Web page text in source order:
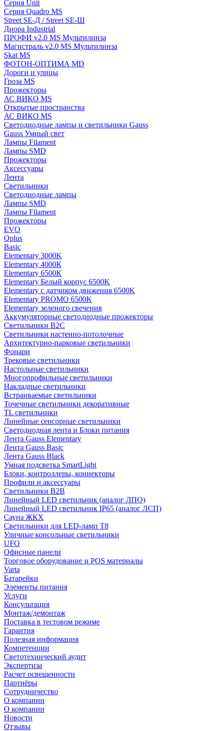
Серия Unit
Серия Quadro MS
Street SE-Д / Street SE-Ш
Диора Industrial
ПРОФИ v2.0 MS Мультилинза
Магистраль v2.0 MS Мультилинза
Skat MS
ФОТОН-ОПТИМА MD
Дороги и улицы
Гроза MS
Прожекторы
АС ВИКО MS
Открытые пространства
АС ВИКО MS
Светодиодные лампы и светильники Gauss
Gauss Умный свет
Лампы Filament
Лампы SMD
Прожекторы
Аксессуары
Лента
Светильники
Светодиодные лампы
Лампы SMD
Лампы Filament
Прожекторы
EVO
Qplus
Basic
Elementary 3000K
Elementary 4000К
Elementary 6500К
Elementary Белый корпус 6500K
Elementary с датчиком движения 6500K
Elementary PROMO 6500K
Elementary зеленого свечения
Аккумуляторные светодиодные прожекторы
Светильники B2C
Светильники настенно-потолочные
Архитектурно-парковые светильники
Фонари
Трековые светильники
Настольные светильники
Многопрофильные светильники
Накладные светильники
Встраиваемые светильники
Точечные светильники декоративные
TL светильники
Линейные сенсорные светильники
Светодиодная лента и Блоки питания
Лента Gauss Elementary
Лента Gauss Basic
Лента Gauss Black
Умная подсветка SmartLight
Блоки, контроллеры, коннекторы
Профили и аксессуары
Светильники B2B
Линейный LED светильник (аналог ЛПО)
Линейный LED светильник IP65 (аналог ЛСП)
Сауна ЖКХ
Светильники для LED-ламп T8
Уличные консольные светильники
UFO
Офисные панели
Торговое оборудование и POS материалы
Varta
Батарейки
Элементы питания
Услуги
Консультация
Монтаж/демонтаж
Поставка в тестовом режиме
Гарантия
Полезная информация
Компетенции
Светотехнический аудит
Экспертиза
Расчет освещенности
Партнёры
Cотрудничество
О компании
О компании
Новости
Отзывы